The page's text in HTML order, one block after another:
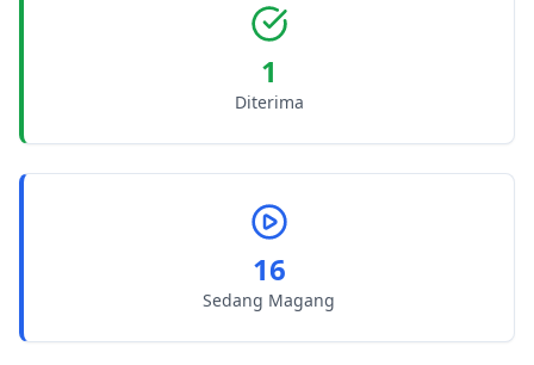
1
Diterima
16
Sedang Magang